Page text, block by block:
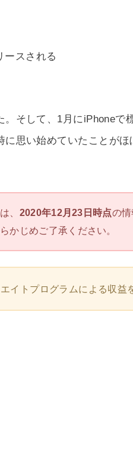
ースされる
。そして、1月にiPhoneで
思い始めていたことがほ
、 2020年12月23日時点の
かじめご了承ください。
イトプログラムによる収益